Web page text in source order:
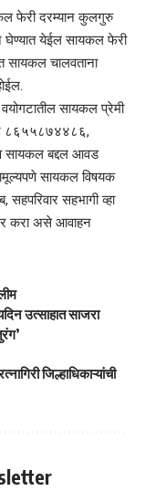
फेरी दरम्यान कुलगुरु
घेण्यात येईल सायकल फेरी
सायकल चालवताना
सायकल प्रेमी
८६५५८७४४८६,
सायकल बद्दल आवड
सायकल विषयक
सहभागी व्हा
करा असे आवाहन
उत्साहात साजरा
जिल्हाधिकाऱ्यांची